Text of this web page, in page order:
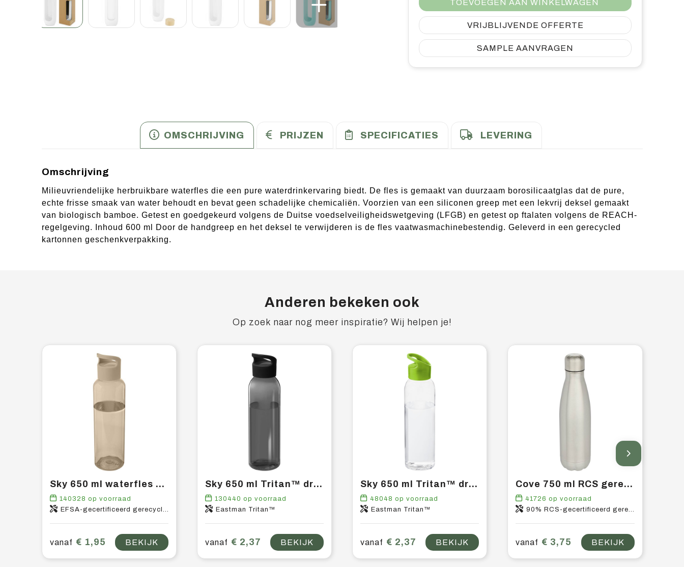
TOEVOEGEN AAN WINKELWAGEN
VRIJBLIJVENDE OFFERTE
SAMPLE AANVRAGEN
OMSCHRIJVING PRIJZEN SPECIFICATIES LEVERING
Omschrijving
Milieuvriendelijke herbruikbare waterfles die een pure waterdrinkervaring biedt. De fles is gemaakt van duurzaam borosilicaatglas dat de pure,
echte frisse smaak van water behoudt en bevat geen schadelijke chemicaliën. Voorzien van een siliconen greep met een lekvrij deksel gemaakt
van biologisch bamboe. Getest en goedgekeurd volgens de Duitse voedselveiligheidswetgeving (LFGB) en getest op ftalaten volgens de REACH-
regelgeving. Inhoud 600 ml Door de handgreep en het deksel te verwijderen is de fles vaatwasmachinebestendig. Geleverd in een gerecycled
kartonnen geschenkverpakking.
Anderen bekeken ook
Op zoek naar nog meer inspiratie? Wij helpen je!
Sky 650 ml waterfles van gerecycled plastic
140328 op voorraad
EFSA-gecertificeerd gerecycled PET-kunststof, PP-kunststof
vanaf € 1,95 BEKIJK
Sky 650 ml Tritan™ drinkfles
130440 op voorraad
Eastman Tritan™
vanaf € 2,37 BEKIJK
Sky 650 ml Tritan™ drinkfles
48048 op voorraad
Eastman Tritan™
vanaf € 2,37 BEKIJK
Cove 750 ml RCS gerecyclede enkelwandige roestvrijstalen waterfles
41726 op voorraad
90% RCS-gecertificeerd gerecycled roestvrij staal, 10% Gerecycled roestvrij staal
vanaf € 3,75 BEKIJK